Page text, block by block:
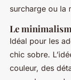
surcharge ou la
Le
Idéal pour les
chic sobre.
couleur, des